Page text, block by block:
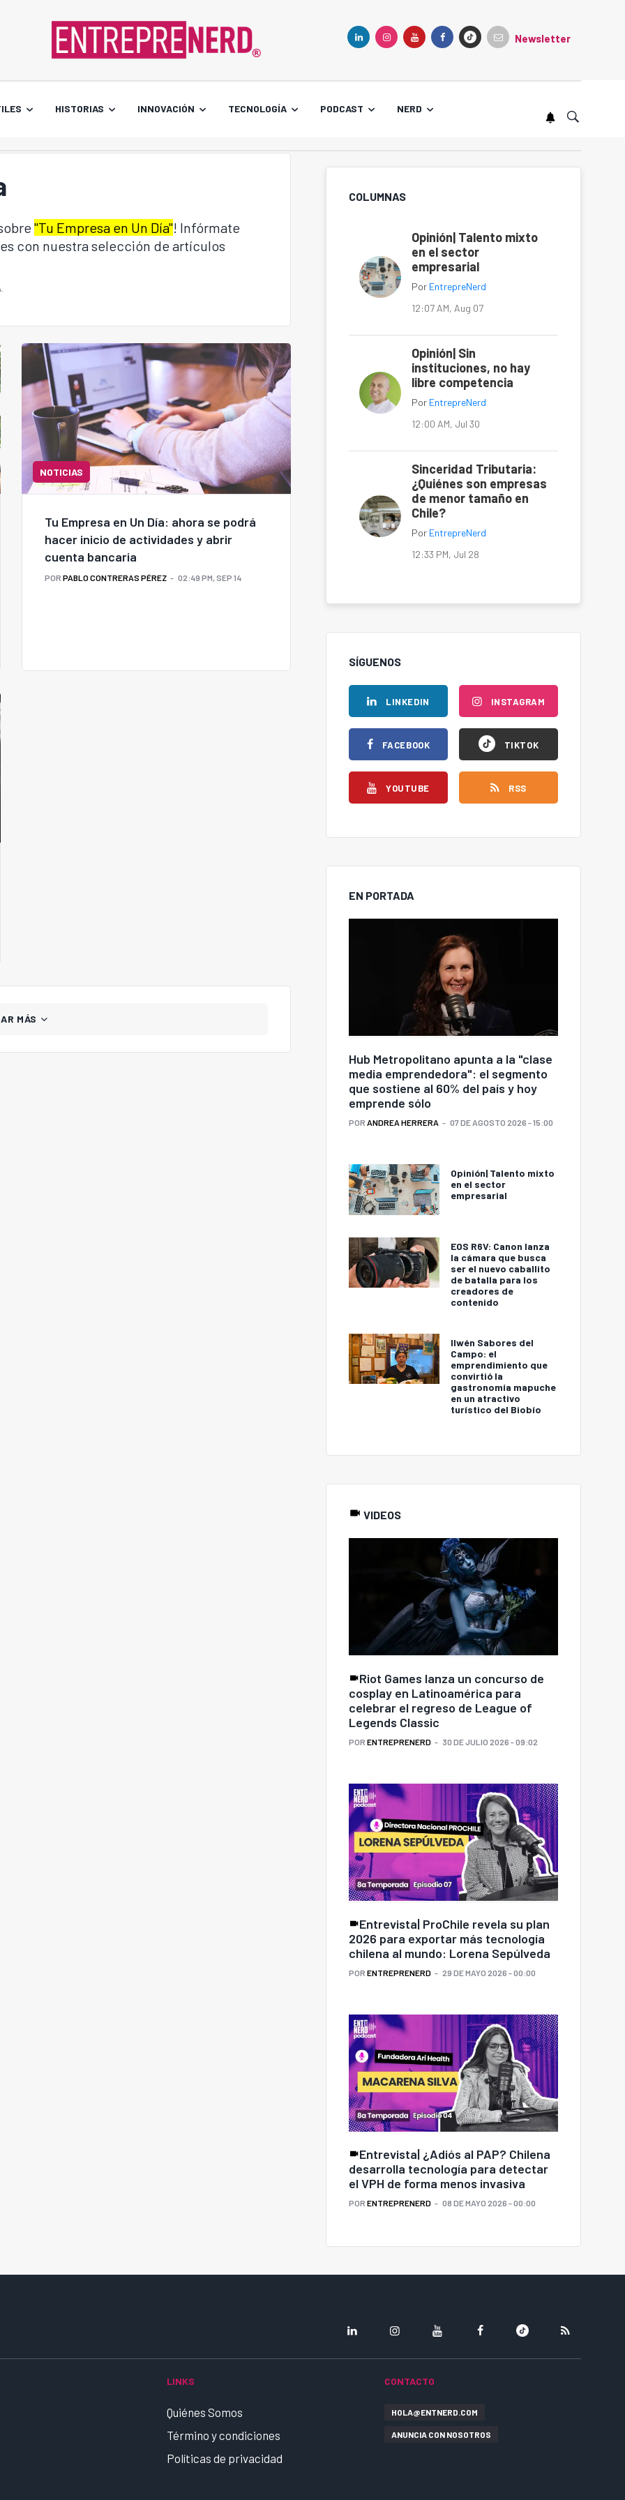
Newsletter
HISTORIAS INNOVACIÓN TECNOLOGÍA PODCAST NERD
"Tu Empresa en Un Día"! Infórmate
con nuestra selección de artículos
NOTICIAS
Tu Empresa en Un Día: ahora se podrá
hacer inicio de actividades y abrir
cuenta bancaria
POR PABLO CONTRERAS PÉREZ 02:49 PM, SEP 14
MÁS
COLUMNAS
Opinión| Talento mixto
en el sector
empresarial
Por EntrepreNerd
12:07 AM, Aug 07
Opinión| Sin
instituciones, no hay
libre competencia
Por EntrepreNerd
12:00 AM, Jul 30
Sinceridad Tributaria:
¿Quiénes son empresas
de menor tamaño en
Chile?
Por EntrepreNerd
12:33 PM, Jul 28
SÍGUENOS
LINKEDIN
FACEBOOK
YOUTUBE
INSTAGRAM
TIKTOK
RSS
EN PORTADA
Hub Metropolitano apunta a la "clase
media emprendedora": el segmento
que sostiene al 60% del país y hoy
emprende sólo
POR ANDREA HERRERA 07 DE AGOSTO 2026 - 15:00
Opinión| Talento mixto
en el sector
empresarial
EOS R6V: Canon lanza
la cámara que busca
ser el nuevo caballito
de batalla para los
creadores de
contenido
Ilwén Sabores del
Campo: el
emprendimiento que
convirtió la
gastronomía mapuche
en un atractivo
turístico del Biobío
VIDEOS
Riot Games lanza un concurso de
cosplay en Latinoamérica para
celebrar el regreso de League of
Legends Classic
POR ENTREPRENERD 30 DE JULIO 2026 - 09:02
Entrevista| ProChile revela su plan
2026 para exportar más tecnología
chilena al mundo: Lorena Sepúlveda
POR ENTREPRENERD 29 DE MAYO 2026 - 00:00
Entrevista| ¿Adiós al PAP? Chilena
desarrolla tecnología para detectar
el VPH de forma menos invasiva
POR ENTREPRENERD 08 DE MAYO 2026 - 00:00
LINKS
Quiénes Somos
Término y condiciones
Políticas de privacidad
CONTACTO
HOLA@ENTNERD.COM
ANUNCIA CON NOSOTROS